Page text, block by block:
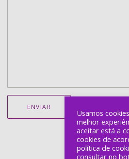
Usamos
melhor
aceitar está a
cookies de
política de
consultar no